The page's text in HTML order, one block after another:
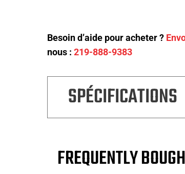
Besoin d’aide pour acheter ?
nous : 219-888-9383
SPÉCIFICATIONS
FREQUENTLY